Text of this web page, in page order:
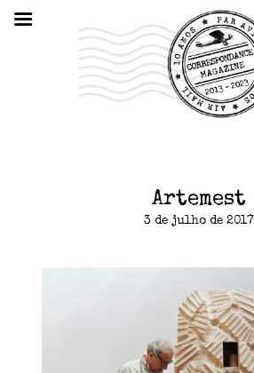
Artemest
3 de julho de 2017